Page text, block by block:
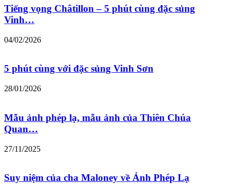
Tiếng vọng Châtillon – 5 phút cùng đặc sủng
Vinh…
04/02/2026
5 phút cùng với đặc sủng Vinh Sơn
28/01/2026
Mẫu ảnh phép lạ, mẫu ảnh của Thiên Chúa
Quan…
27/11/2025
Suy niệm của cha Maloney về Ảnh Phép Lạ